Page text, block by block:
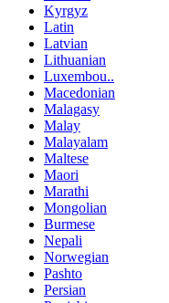
Kyrgyz
Latin
Latvian
Lithuanian
Luxembou..
Macedonian
Malagasy
Malay
Malayalam
Maltese
Maori
Marathi
Mongolian
Burmese
Nepali
Norwegian
Pashto
Persian